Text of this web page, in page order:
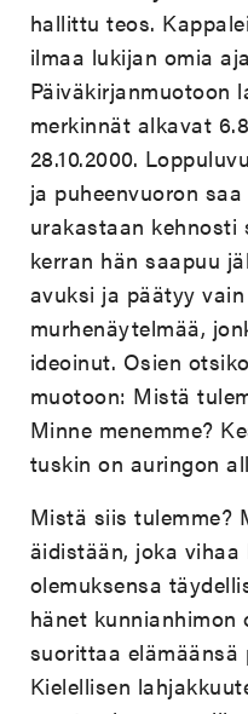
hallittu teos.
ilmaa lukijan omia
Päiväkirjanmuotoon
merkinnät alkavat
28.10.2000.
ja puheenvuoron
urakastaan kehnosti
kerran hän saapuu
avuksi ja päätyy
murhenäytelmää,
ideoinut. Osien
muotoon: Mistä
Minne menemme?
tuskin on auringon
Mistä siis tulemme?
äidistään, joka
olemuksensa
hänet kunnianhimon
suorittaa elämäänsä
Kielellisen